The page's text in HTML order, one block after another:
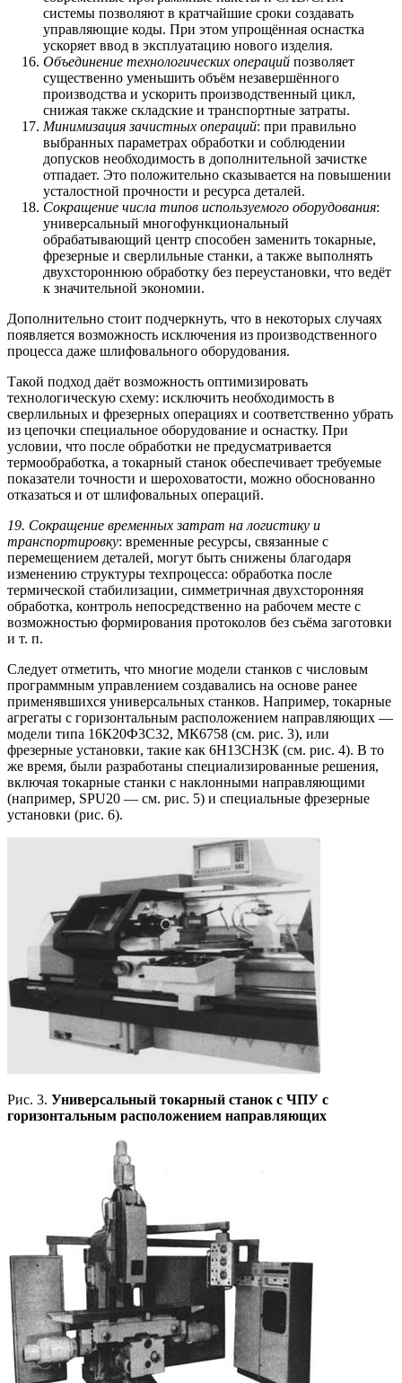
системы позволяют в кратчайшие сроки создавать
управляющие коды. При этом упрощённая оснастка
ускоряет ввод в эксплуатацию нового изделия.
Объединение технологических операций позволяет
существенно уменьшить объём незавершённого
производства и ускорить производственный цикл,
снижая также складские и транспортные затраты.
Минимизация зачистных операций: при правильно
выбранных параметрах обработки и соблюдении
допусков необходимость в дополнительной зачистке
отпадает. Это положительно сказывается на повышении
усталостной прочности и ресурса деталей.
Сокращение числа типов используемого оборудования:
универсальный многофункциональный
обрабатывающий центр способен заменить токарные,
фрезерные и сверлильные станки, а также выполнять
двухстороннюю обработку без переустановки, что ведёт
к значительной экономии.
Дополнительно стоит подчеркнуть, что в некоторых случаях
появляется возможность исключения из производственного
процесса даже шлифовального оборудования.
Такой подход даёт возможность оптимизировать
технологическую схему: исключить необходимость в
сверлильных и фрезерных операциях и соответственно убрать
из цепочки специальное оборудование и оснастку. При
условии, что после обработки не предусматривается
термообработка, а токарный станок обеспечивает требуемые
показатели точности и шероховатости, можно обоснованно
отказаться и от шлифовальных операций.
19. Сокращение временных затрат на логистику и
транспортировку: временные ресурсы, связанные с
перемещением деталей, могут быть снижены благодаря
изменению структуры техпроцесса: обработка после
термической стабилизации, симметричная двухсторонняя
обработка, контроль непосредственно на рабочем месте с
возможностью формирования протоколов без съёма заготовки
и т. п.
Следует отметить, что многие модели станков с числовым
программным управлением создавались на основе ранее
применявшихся универсальных станков. Например, токарные
агрегаты с горизонтальным расположением направляющих —
модели типа 16К20Ф3С32, МК6758 (см. рис. 3), или
фрезерные установки, такие как 6Н13СН3К (см. рис. 4). В то
же время, были разработаны специализированные решения,
включая токарные станки с наклонными направляющими
(например, SPU20 — см. рис. 5) и специальные фрезерные
установки (рис. 6).
Рис. 3. Универсальный токарный станок с ЧПУ с
горизонтальным расположением направляющих